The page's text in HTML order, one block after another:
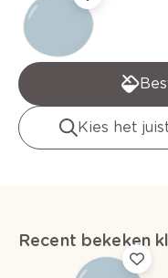
Kies het
Recent bekeken